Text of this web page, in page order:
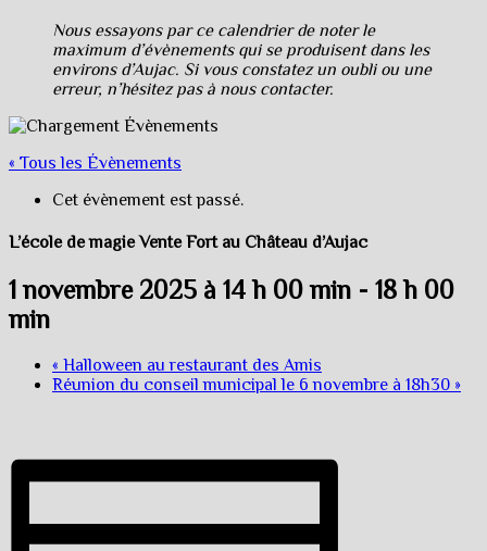
Nous essayons par ce calendrier de noter le
maximum d’évènements qui se produisent dans les
environs d’Aujac. Si vous constatez un oubli ou une
erreur, n’hésitez pas à nous contacter.
« Tous les Évènements
Cet évènement est passé.
L’école de magie Vente Fort au Château d’Aujac
1 novembre 2025 à 14 h 00 min - 18 h 00
min
« Halloween au restaurant des Amis
Réunion du conseil municipal le 6 novembre à 18h30 »